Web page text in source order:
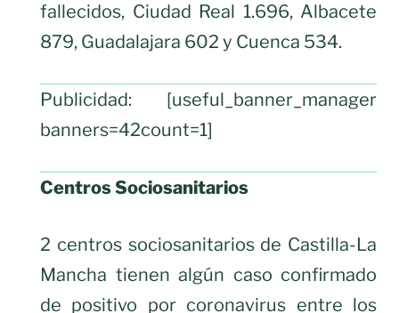
fallecidos, Ciudad Real 1.696, Albacete
879, Guadalajara 602 y Cuenca 534.
Publicidad: [useful_banner_manager
banners=42count=1]
Centros Sociosanitarios
2 centros sociosanitarios de Castilla-La
Mancha tienen algún caso confirmado
de positivo por coronavirus entre los